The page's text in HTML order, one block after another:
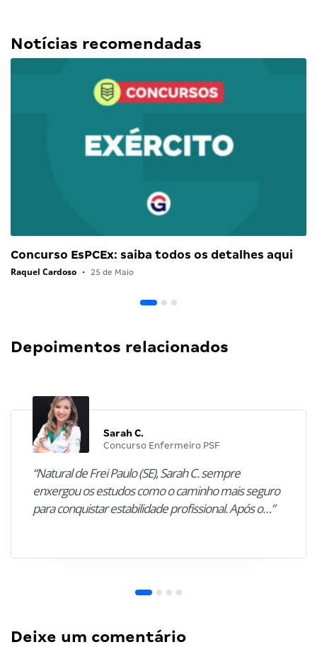
Notícias recomendadas
Concurso EsPCEx: saiba todos os detalhes aqui
Raquel Cardoso • 25 de Maio
Depoimentos relacionados
Sarah C.
Concurso Enfermeiro PSF
“Natural de Frei Paulo (SE), Sarah C. sempre
enxergou os estudos como o caminho mais seguro
para conquistar estabilidade profissional. Após o…”
Deixe um comentário